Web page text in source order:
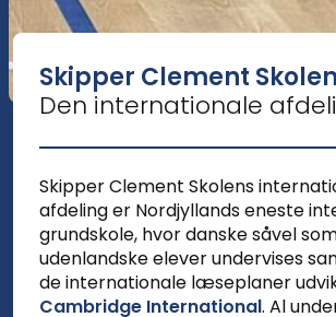
Skipper Clement Skolen
Den internationale
Skipper Clement Skolens
afdeling er Nordjyllands eneste
grundskole, hvor danske såvel
udenlandske elever undervises
de internationale læseplaner
Cambridge International. Al